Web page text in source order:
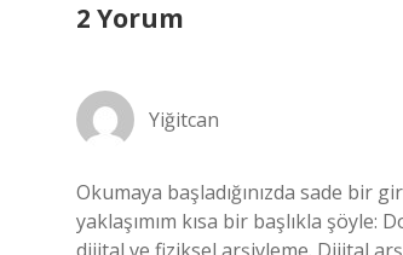
2 Yorum
Yiğitcan
Okumaya başladığınızda sade bir
yaklaşımım kısa bir başlıkla şöyle: